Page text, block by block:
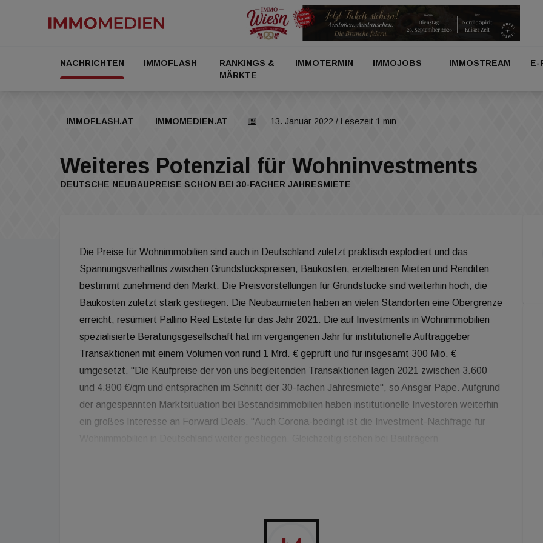
NACHRICHTEN IMMOFLASH
RANKINGS &
MÄRKTE
IMMOTERMIN IMMOJOBS IMMOSTREAM E-
IMMOFLASH.AT IMMOMEDIEN.AT 13. Januar 2022 / Lesezeit 1 min
Weiteres Potenzial für Wohninvestments
DEUTSCHE NEUBAUPREISE SCHON BEI 30-FACHER JAHRESMIETE
Die Preise für Wohnimmobilien sind auch in Deutschland zuletzt praktisch explodiert und das
Spannungsverhältnis zwischen Grundstückspreisen, Baukosten, erzielbaren Mieten und Renditen
bestimmt zunehmend den Markt. Die Preisvorstellungen für Grundstücke sind weiterhin hoch, die
Baukosten zuletzt stark gestiegen. Die Neubaumieten haben an vielen Standorten eine Obergrenze
erreicht, resümiert Pallino Real Estate für das Jahr 2021. Die auf Investments in Wohnimmobilien
spezialisierte Beratungsgesellschaft hat im vergangenen Jahr für institutionelle Auftraggeber
Transaktionen mit einem Volumen von rund 1 Mrd. € geprüft und für insgesamt 300 Mio. €
umgesetzt. "Die Kaufpreise der von uns begleitenden Transaktionen lagen 2021 zwischen 3.600
und 4.800 €/qm und entsprachen im Schnitt der 30-fachen Jahresmiete", so Ansgar Pape. Aufgrund
der angespannten Marktsituation bei Bestandsimmobilien haben institutionelle Investoren weiterhin
ein großes Interesse an Forward Deals. "Auch Corona-bedingt ist die Investment-Nachfrage für
Zuschnitt und Nachhaltigkeit - unverändert hoch. Investitionen in diesen Sektor bleiben mit Blick auf
die Entwicklungen von Realwerten und Zins nicht nur eine attraktive Asset-Klasse, sie liefern auch